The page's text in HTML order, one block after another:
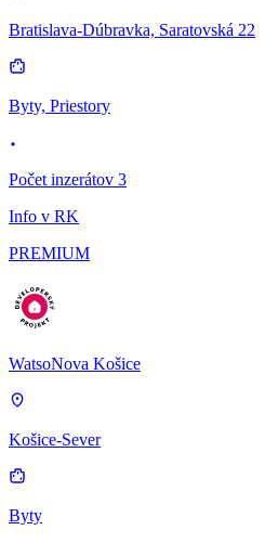
Bratislava-Dúbravka, Saratovská 22
Byty, Priestory
Počet inzerátov 3
Info v RK
PREMIUM
WatsoNova Košice
Košice-Sever
Byty